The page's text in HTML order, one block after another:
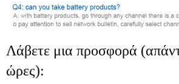
Λάβετε μια προσφορά
ώρες):